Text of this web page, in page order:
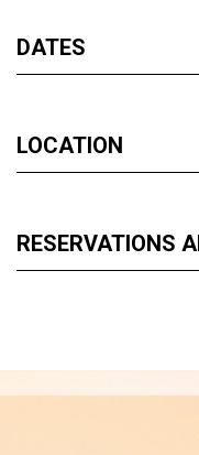
DATES
LOCATION
RESERVATIONS